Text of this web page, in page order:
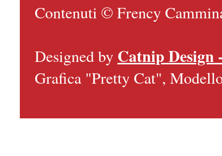
Contenuti © Frency
Designed by Catnip
Grafica "Pretty Cat",